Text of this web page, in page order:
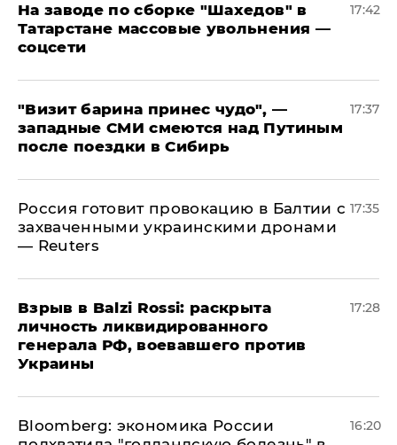
На заводе по сборке "Шахедов" в
Татарстане массовые увольнения —
соцсети
17:42
"Визит барина принес чудо", —
западные СМИ смеются над Путиным
после поездки в Сибирь
17:37
​Россия готовит провокацию в Балтии с
захваченными украинскими дронами
— Reuters
17:35
​Взрыв в Balzi Rossi: раскрыта
личность ликвидированного
генерала РФ, воевавшего против
Украины
17:28
Bloomberg: экономика России
16:20